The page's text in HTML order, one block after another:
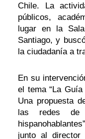
Chile. La
públicos,
lugar en la
Santiago, y
la ciudadanía a
En su
el tema “La
Una propuesta
las redes de
junto al director